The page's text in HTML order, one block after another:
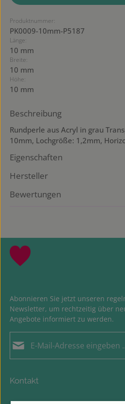
Produktnummer:
PK0009-10mm-P5187
Länge:
10 mm
Breite:
10 mm
Höhe:
10 mm
Beschreibung
Rundperle aus Acryl in grau
10mm, Lochgröße: 1,2mm,
Eigenschaften
Hersteller
Bewertungen
Abonnieren Sie jetzt unseren
Newsletter, um rechtzeitig über
Angebote informiert zu werden.
Ich habe die
Die mit einem Stern (*)
Kontakt